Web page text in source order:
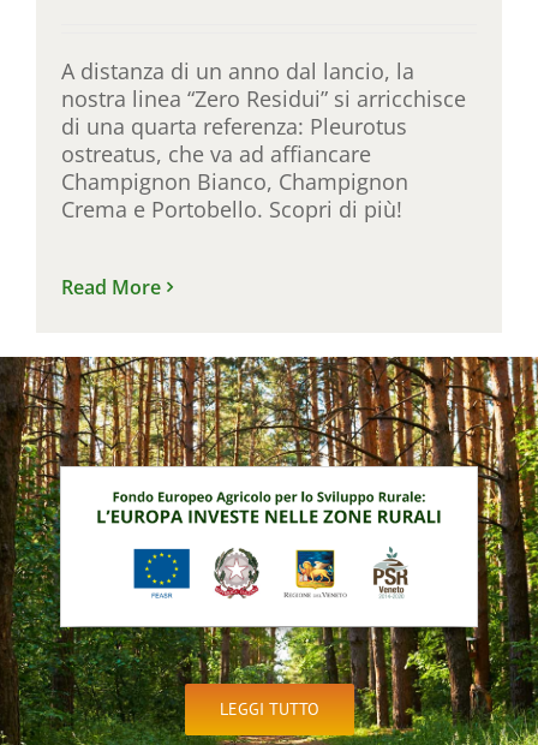
A distanza di un anno dal lancio, la
nostra linea “Zero Residui” si arricchisce
di una quarta referenza: Pleurotus
ostreatus, che va ad affiancare
Champignon Bianco, Champignon
Crema e Portobello. Scopri di più!
Read More
LEGGI TUTTO